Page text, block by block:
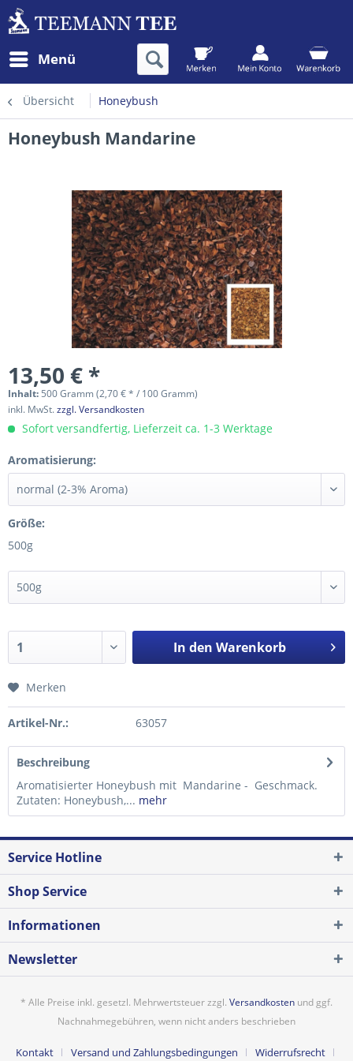
Menü
Übersicht Honeybush
Honeybush Mandarine
13,50 € *
Inhalt: 500 Gramm (2,70 € * / 100 Gramm)
inkl. MwSt.zzgl. Versandkosten
Sofort versandfertig, Lieferzeit ca. 1-3 Werktage
Aromatisierung:
Größe:
500g
In den Warenkorb
Merken
Artikel-Nr.: 63057
Beschreibung
Aromatisierter Honeybush mit Mandarine - Geschmack.
Zutaten: Honeybush,... mehr
Service Hotline
Shop Service
Informationen
Newsletter
* Alle Preise inkl. gesetzl. Mehrwertsteuer zzgl. Versandkosten und ggf.
Nachnahmegebühren, wenn nicht anders beschrieben
Kontakt Versand und Zahlungsbedingungen Widerrufsrecht